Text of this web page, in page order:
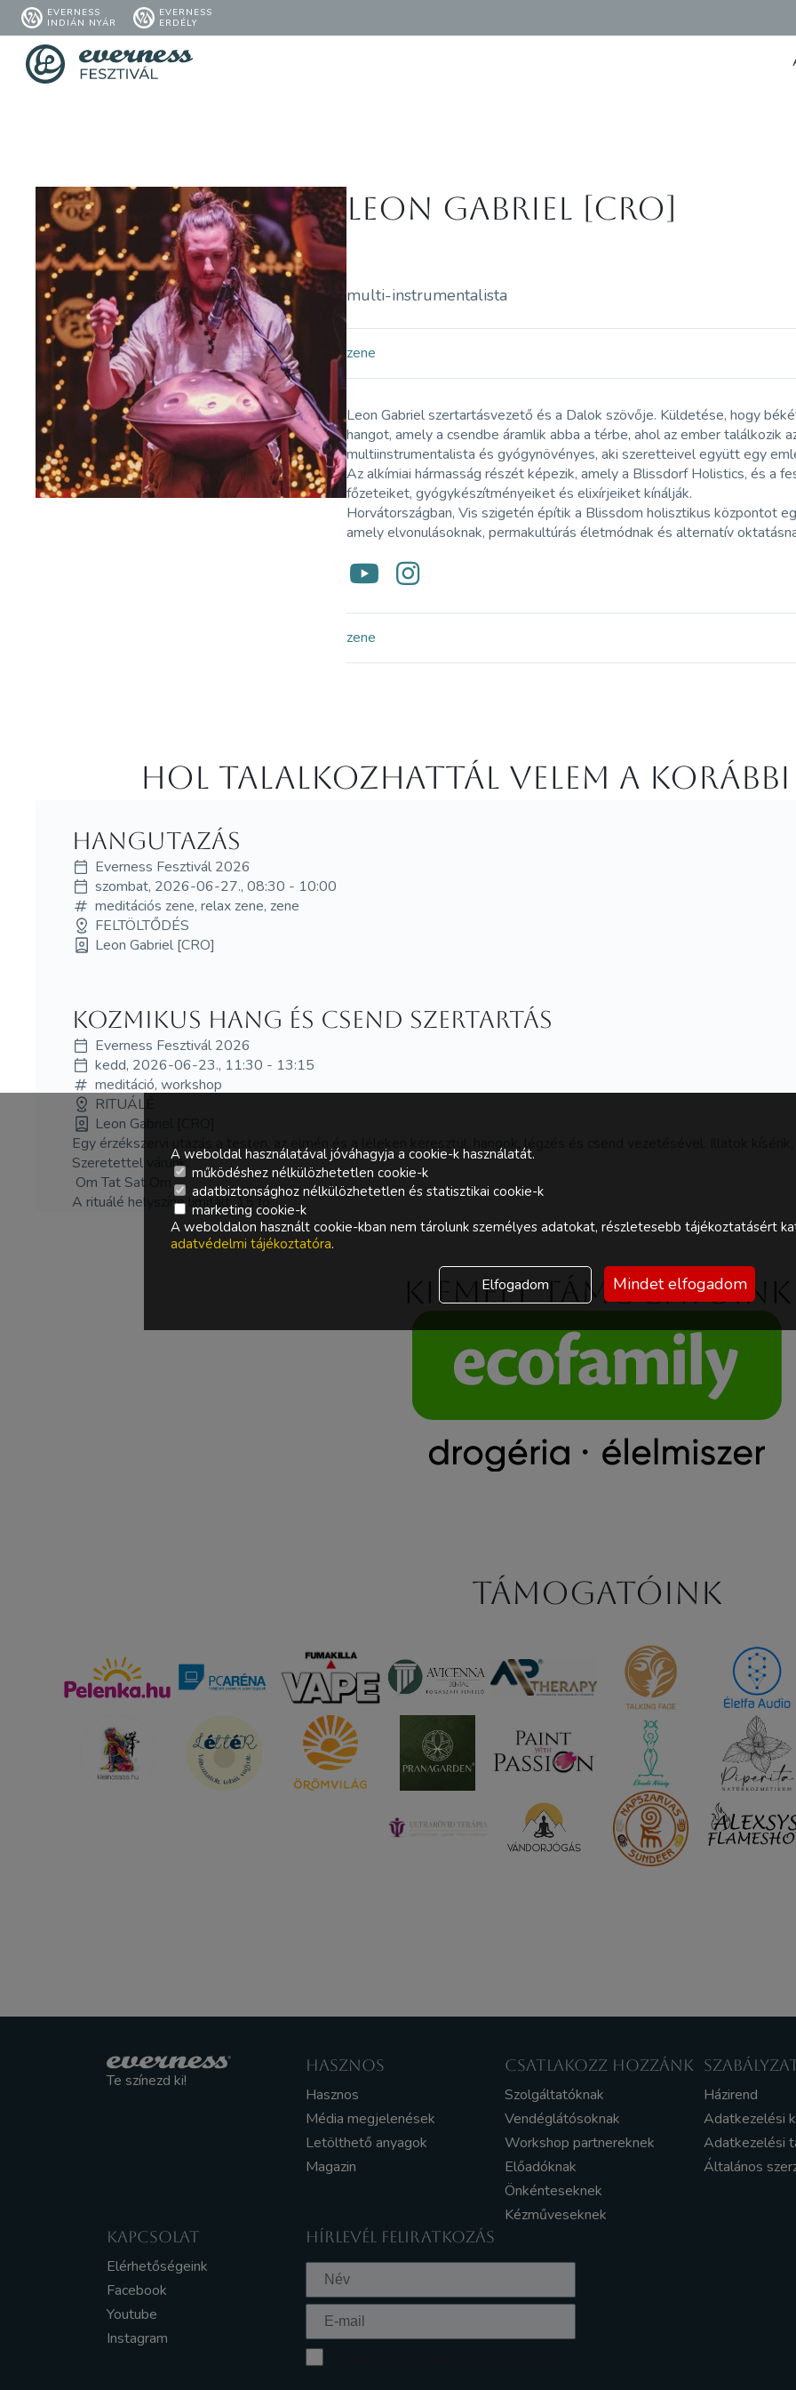
EVERNESS
INDIÁN NYÁR
EVERNESS
ERDÉLY
Leon Gabriel [CRO]
multi-instrumentalista
zene
Leon Gabriel szertartásvezető és a Dalok szövője. Küldetése, hogy
hangot, amely a csendbe áramlik abba a térbe, ahol az ember találkozik
multiinstrumentalista és gyógynövényes, aki szeretteivel együtt egy
Az alkímiai hármasság részét képezik, amely a Blissdorf Holistics, és a
főzeteiket, gyógykészítményeiket és elixírjeiket kínálják.
Horvátországban, Vis szigetén építik a Blissdom holisztikus központot
amely elvonulásoknak, permakultúrás életmódnak és alternatív
zene
Hol Talalkozhattál velem a korábbi
hangutazás
Everness Fesztivál 2026
szombat, 2026-06-27., 08:30 - 10:00
meditációs zene, relax zene, zene
FELTÖLTŐDÉS
Leon Gabriel [CRO]
Kozmikus hang és csend szertartás
Everness Fesztivál 2026
kedd, 2026-06-23., 11:30 - 13:15
meditáció, workshop
RITUÁLÉ
Leon Gabriel [CRO]
Egy érzékszervi utazás a testen, az elmén és a léleken keresztül, hangok, légzés és csend vezetésével. Illatok kísérik,
Szeretettel várunk.
Om Tat Sat Om
A rituálé helyszíne limitált: 15 fő
Kiemelt támogatóink
Támogatóink
Te színezd ki!
HASZNOS
Hasznos
Média megjelenések
Letölthető anyagok
Magazin
CSATLAKOZZ HOZZÁNK
Szolgáltatóknak
Vendéglátósoknak
Workshop partnereknek
Előadóknak
Önkénteseknek
Kézműveseknek
Házirend
Adatkezelési
Adatkezelési
Általános
KAPCSOLAT
Elérhetőségeink
Facebook
Youtube
Instagram
HÍRLEVÉL FELIRATKOZÁS
A weboldal használatával jóváhagyja a cookie-k használatát.
működéshez nélkülözhetetlen cookie-k
adatbiztonsághoz nélkülözhetetlen és statisztikai cookie-k
marketing cookie-k
A weboldalon használt cookie-kban nem tárolunk személyes adatokat, részletesebb tájékoztatásért
adatvédelmi tájékoztatóra.
Elfogadom Mindet elfogadom